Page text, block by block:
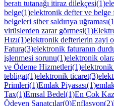
beratı tutanağı itiraz dilekçesi(1)
belge(1)elektronik defter ve belge
belgeleri siber saldırıya
virüslerden zarar görmesi(1)
Hızı(1)elektronik defterlerin zayi
Fatura(3)elektronik faturanın
işlenmesi sorunu(1)elektronik
ve Ödeme Hizmetleri(1)
tebligat(1)elektronik ticaret(3)
Primleri(1)Emlak Piyasası(1)
Tax(1)Emsal Bedel(1)En Çok
Ödeyen Sanatçılar(0)Enflasyon(2)